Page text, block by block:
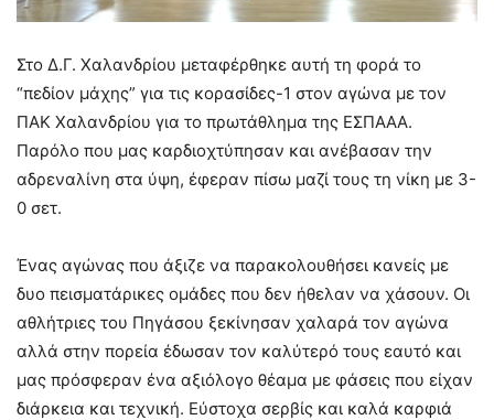
Στο Δ.Γ. Χαλανδρίου μεταφέρθηκε αυτή τη φορά το
“πεδίον μάχης” για τις κορασίδες-1 στον αγώνα με τον
ΠΑΚ Χαλανδρίου για το πρωτάθλημα της ΕΣΠΑΑΑ.
Παρόλο που μας καρδιοχτύπησαν και ανέβασαν την
αδρεναλίνη στα ύψη, έφεραν πίσω μαζί τους τη νίκη με 3-
0 σετ.
Ένας αγώνας που άξιζε να παρακολουθήσει κανείς με
δυο πεισματάρικες ομάδες που δεν ήθελαν να χάσουν. Οι
αθλήτριες του Πηγάσου ξεκίνησαν χαλαρά τον αγώνα
αλλά στην πορεία έδωσαν τον καλύτερό τους εαυτό και
μας πρόσφεραν ένα αξιόλογο θέαμα με φάσεις που είχαν
διάρκεια και τεχνική. Εύστοχα σερβίς και καλά καρφιά